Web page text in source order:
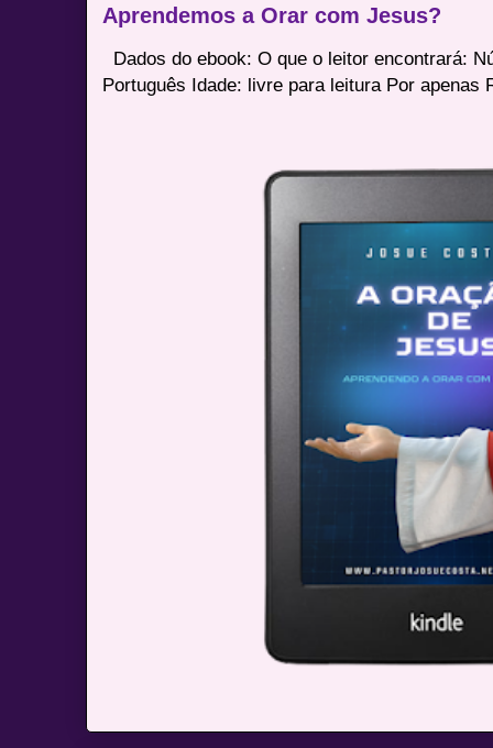
Aprendemos a Orar com Jesus?
Dados do ebook: O que o leitor encontrará:
Português Idade: livre para leitura Por apenas